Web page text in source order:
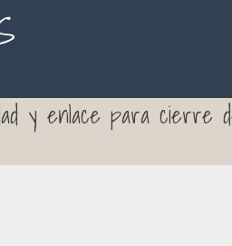
y enlace para cierre